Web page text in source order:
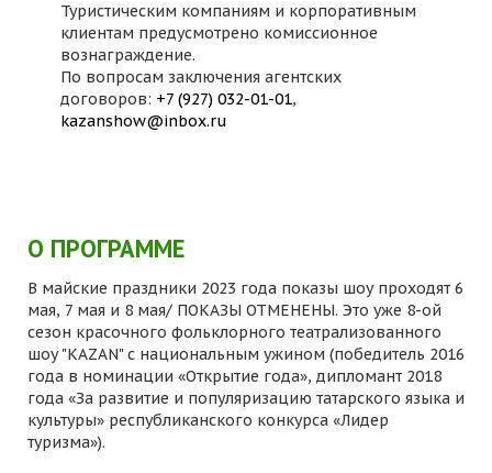
Туристическим компаниям и корпоративным
клиентам предусмотрено комиссионное
вознаграждение.
По вопросам заключения агентских
договоров: +7 (927) 032-01-01,
kazanshow@inbox.ru
О ПРОГРАММЕ
В майские праздники 2023 года показы шоу проходят 6
мая, 7 мая и 8 мая/ ПОКАЗЫ ОТМЕНЕНЫ. Это уже 8-ой
сезон красочного фольклорного театрализованного
шоу "KAZAN" с национальным ужином (победитель 2016
года в номинации «Открытие года», дипломант 2018
года «За развитие и популяризацию татарского языка и
культуры» республиканского конкурса «Лидер
туризма»).